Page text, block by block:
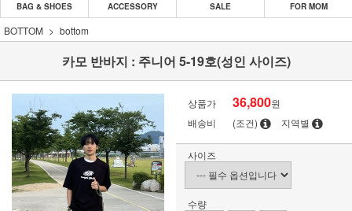
BAG & SHOES
ACCESSORY SALE FOR MOM
BOTTOM bottom
카모 반바지 : 주니어 5-19호(성인 사이즈)
상품가 36,800원
배송비
(조건) 지역별
사이즈
수량